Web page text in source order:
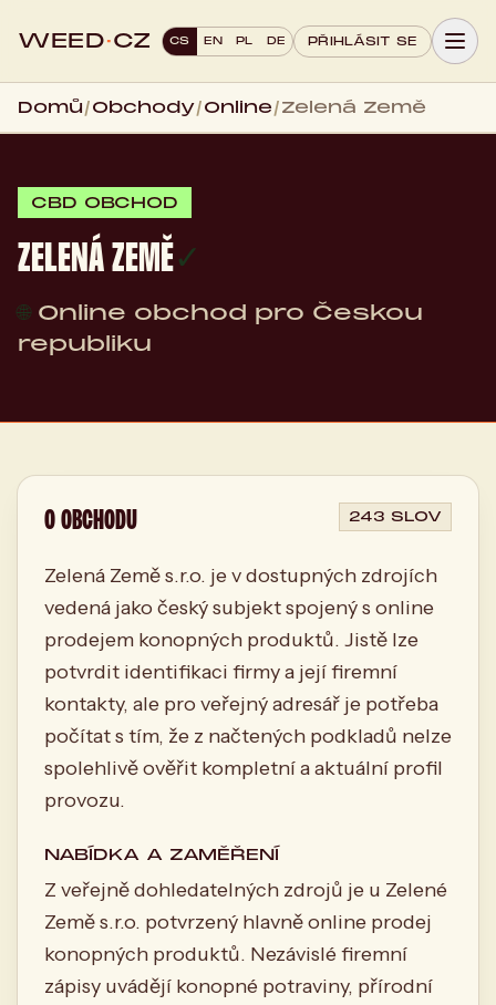
WEED·CZ CS EN PL DE PŘIHLÁSIT SE
Domů/Obchody/Online/Zelená Země
CBD OBCHOD
ZELENÁ ZEMĚ✓
🌐Online obchod pro Českou
republiku
O OBCHODU 243 SLOV
Zelená Země s.r.o. je v dostupných zdrojích
vedená jako český subjekt spojený s online
prodejem konopných produktů. Jistě lze
potvrdit identifikaci firmy a její firemní
kontakty, ale pro veřejný adresář je potřeba
počítat s tím, že z načtených podkladů nelze
spolehlivě ověřit kompletní a aktuální profil
provozu.
NABÍDKA A ZAMĚŘENÍ
Z veřejně dohledatelných zdrojů je u Zelené
Země s.r.o. potvrzený hlavně online prodej
konopných produktů. Nezávislé firemní
zápisy uvádějí konopné potraviny, přírodní